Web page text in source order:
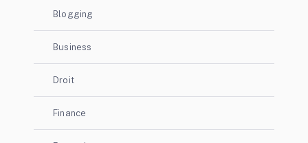
Blogging
Business
Droit
Finance